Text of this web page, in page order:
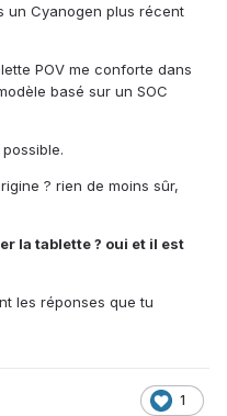
un Cyanogen plus récent
POV me conforte dans
basé sur un SOC
? rien de moins sûr,
la tablette ? oui et il est
les réponses que tu
1